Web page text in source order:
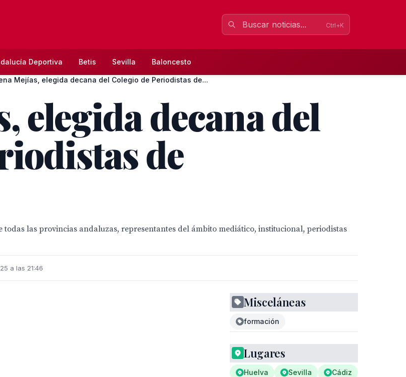
Ctrl+K
Deportiva Betis Sevilla Baloncesto
Mejías, elegida decana del Colegio de Periodistas de...
elegida decana del
de
todas las provincias andaluzas, representantes del ámbito mediático, institucional, periodistas
a las 21:46
Misceláneas
formación
Lugares
Huelva Sevilla
Cádiz